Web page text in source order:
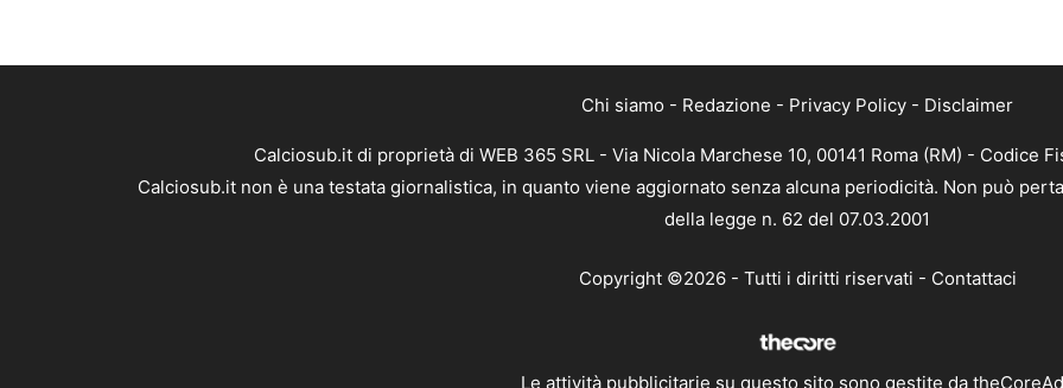
Chi siamo - Redazione - Privacy Policy - Disclaimer
Calciosub.it di proprietà di WEB 365 SRL - Via Nicola Marchese 10, 00141 Roma (RM) - Codice
Calciosub.it non è una testata giornalistica, in quanto viene aggiornato senza alcuna periodicità. Non può
della legge n. 62 del 07.03.2001
Copyright ©2026 - Tutti i diritti riservati - Contattaci
Le attività pubblicitarie su questo sito sono gestite da